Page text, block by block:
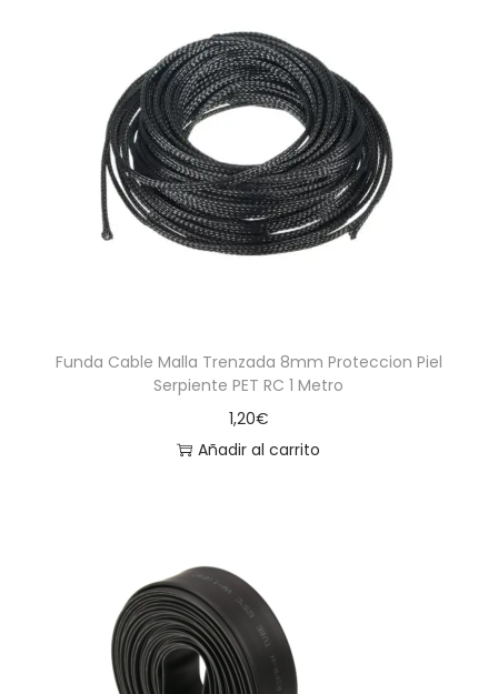
Funda Cable Malla Trenzada 8mm Proteccion Piel
Serpiente PET RC 1 Metro
1,20€
Añadir al carrito